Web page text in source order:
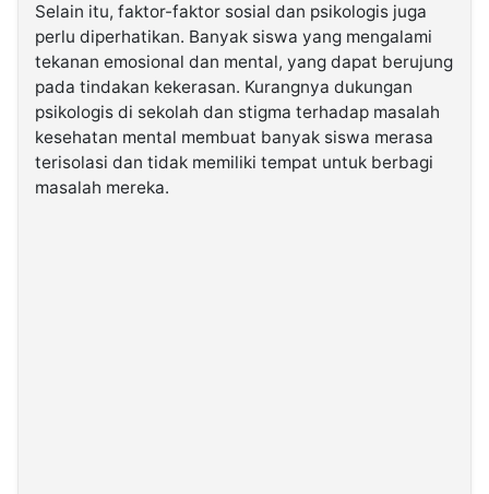
Selain itu, faktor-faktor sosial dan psikologis juga
perlu diperhatikan. Banyak siswa yang mengalami
tekanan emosional dan mental, yang dapat berujung
pada tindakan kekerasan. Kurangnya dukungan
psikologis di sekolah dan stigma terhadap masalah
kesehatan mental membuat banyak siswa merasa
terisolasi dan tidak memiliki tempat untuk berbagi
masalah mereka.